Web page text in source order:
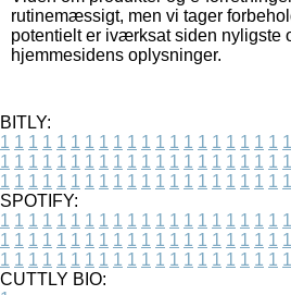
rutinemæssigt, men vi tager
potentielt er iværksat siden nyligste
hjemmesidens oplysninger.
BITLY:
1 1 1 1 1 1 1 1 1 1 1 1 1 1 1 1 1 1 1 1 1
1 1 1 1 1 1 1 1 1 1 1 1 1 1 1 1 1 1 1 1 1
1 1 1 1 1 1 1 1 1 1 1 1 1 1 1 1 1 1 1 1 1
SPOTIFY:
1 1 1 1 1 1 1 1 1 1 1 1 1 1 1 1 1 1 1 1 1
1 1 1 1 1 1 1 1 1 1 1 1 1 1 1 1 1 1 1 1 1
1 1 1 1 1 1 1 1 1 1 1 1 1 1 1 1 1 1 1 1 1
CUTTLY BIO: